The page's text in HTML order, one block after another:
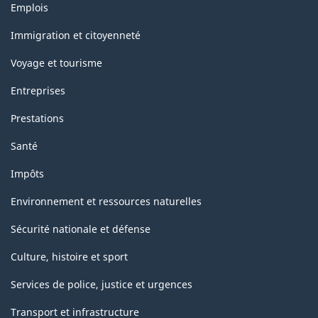
Thèmes
sujets
Emplois
Immigration et citoyenneté
Voyage et tourisme
Entreprises
Prestations
Santé
Impôts
Environnement et ressources naturelles
Sécurité nationale et défense
Culture, histoire et sport
Services de police, justice et urgences
Transport et infrastructure